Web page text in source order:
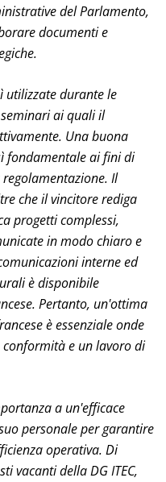
del Parlamento,
documenti e
utilizzate durante le
ai quali il
Una buona
fondamentale ai fini di
Il
che il vincitore rediga
progetti complessi,
in modo chiaro e
interne ed
è disponibile
Pertanto, un'ottima
è essenziale onde
e un lavoro di
a un'efficace
personale per garantire
operativa. Di
vacanti della DG ITEC,